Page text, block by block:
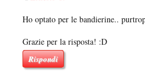
Ho optato per le bandierine..
Grazie per la risposta! :D
Rispondi